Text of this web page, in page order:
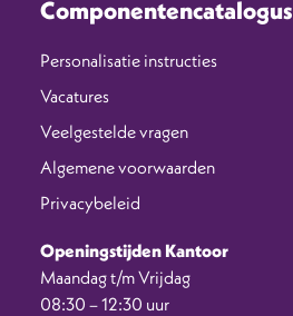
Componentencatalogus
Personalisatie instructies
Vacatures
Veelgestelde vragen
Algemene voorwaarden
Privacybeleid
Openingstijden Kantoor
Maandag t/m Vrijdag
08:30 – 12:30 uur